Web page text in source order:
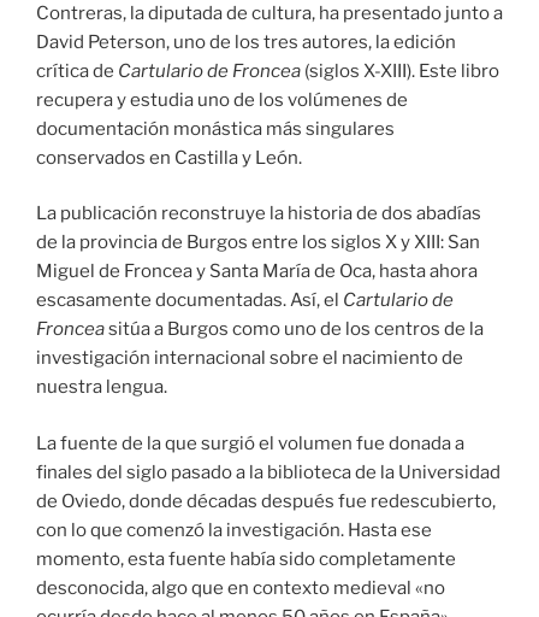
Contreras, la diputada de cultura, ha presentado junto a
David Peterson, uno de los tres autores, la edición
crítica de Cartulario de Froncea (siglos X-XIII). Este libro
recupera y estudia uno de los volúmenes de
documentación monástica más singulares
conservados en Castilla y León.
La publicación reconstruye la historia de dos abadías
de la provincia de Burgos entre los siglos X y XIII: San
Miguel de Froncea y Santa María de Oca, hasta ahora
escasamente documentadas. Así, el Cartulario de
Fronceasitúa a Burgos como uno de los centros de la
investigación internacional sobre el nacimiento de
nuestra lengua.
La fuente de la que surgió el volumen fue donada a
finales del siglo pasado a la biblioteca de la Universidad
de Oviedo, donde décadas después fue redescubierto,
con lo que comenzó la investigación. Hasta ese
momento, esta fuente había sido completamente
desconocida, algo que en contexto medieval «no